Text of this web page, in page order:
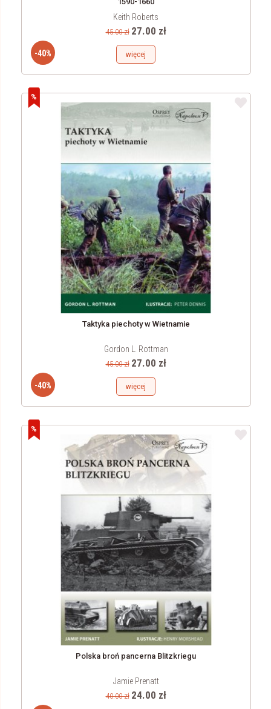
-40%
Keith Roberts
45.00 zł 27.00 zł
więcej
-40%
Taktyka piechoty w Wietnamie
Gordon L. Rottman
45.00 zł 27.00 zł
więcej
Polska broń pancerna Blitzkriegu
Jamie Prenatt
40.00 zł 24.00 zł